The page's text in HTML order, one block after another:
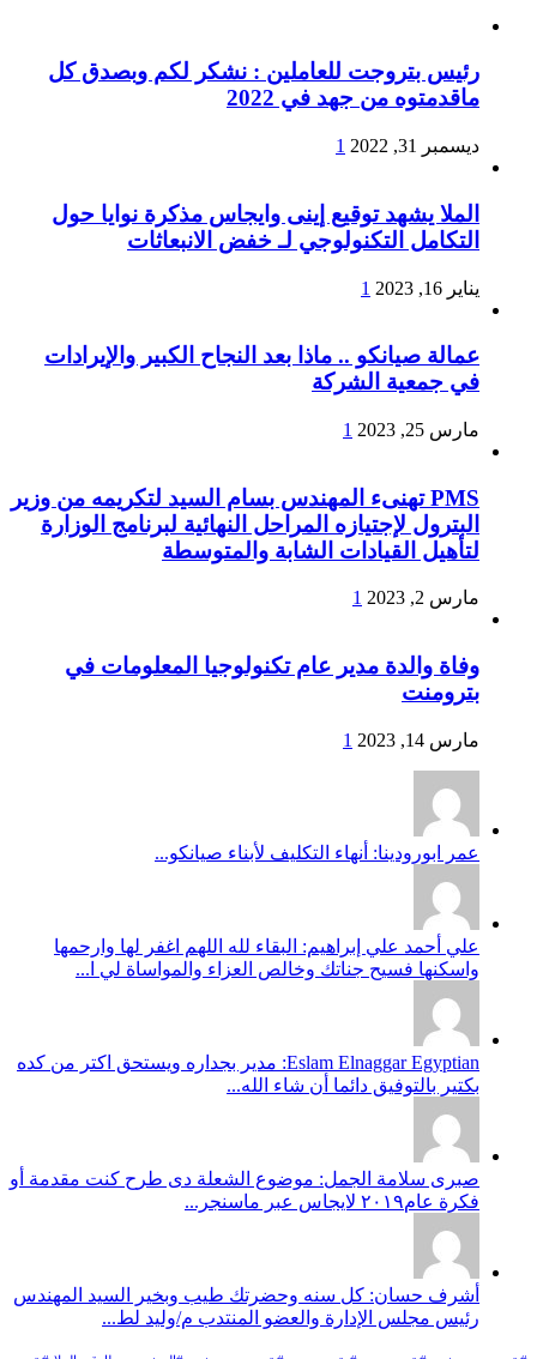
رئيس بتروجت للعاملين : نشكر لكم وبصدق كل
ماقدمتوه من جهد في 2022
ديسمبر 31, 2022 1
الملا يشهد توقيع إينى وايجاس مذكرة نوايا حول
التكامل التكنولوجي لـ خفض الانبعاثات
يناير 16, 2023 1
عمالة صيانكو .. ماذا بعد النجاح الكبير والإيرادات
في جمعية الشركة
مارس 25, 2023 1
PMS تهنىء المهندس بسام السيد لتكريمه من وزير
البترول لإجتيازه المراحل النهائية لبرنامج الوزارة
لتأهيل القيادات الشابة والمتوسطة
مارس 2, 2023 1
وفاة والدة مدير عام تكنولوجيا المعلومات في
بترومنت
مارس 14, 2023 1
عمر ابورودينا: أنهاء التكليف لأبناء صيانكو...
علي أحمد علي إبراهيم: البقاء لله اللهم اغفر لها وارحمها
واسكنها فسيح جناتك وخالص العزاء والمواساة لي ا...
Eslam Elnaggar Egyptian: مدير بجداره ويستحق اكتر من كده
بكتير بالتوفيق دائما أن شاء الله...
صبرى سلامة الجمل: موضوع الشعلة دى طرح كنت مقدمة أو
فكرة عام٢٠١٩ لايجاس عبر ماسنجر...
أشرف حسان: كل سنه وحضرتك طيب وبخير السيد المهندس
رئيس مجلس الإدارة والعضو المنتدب م/وليد لط...